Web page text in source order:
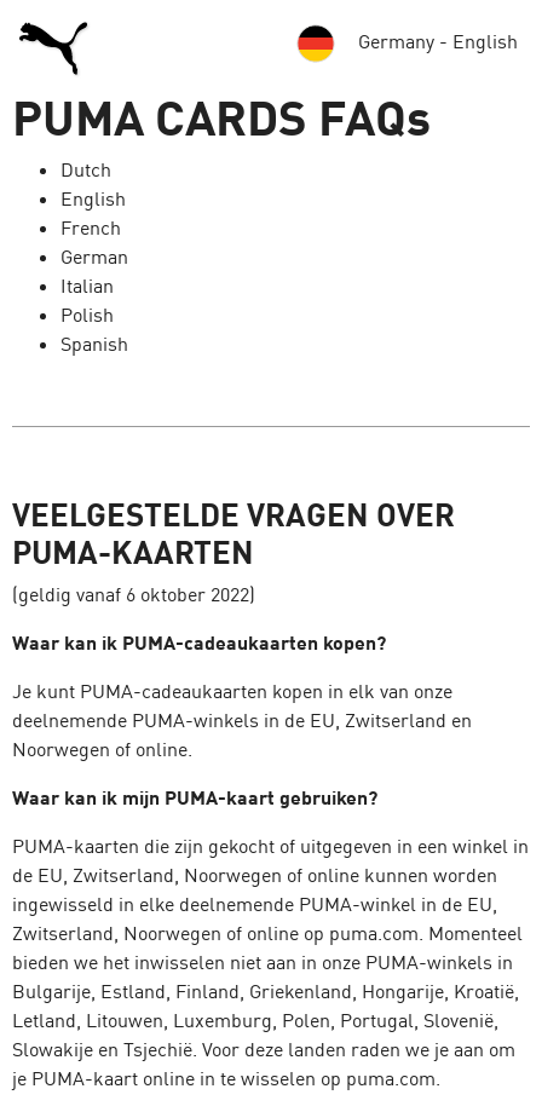
Germany - English
PUMA CARDS FAQs
Dutch
English
French
German
Italian
Polish
Spanish
VEELGESTELDE VRAGEN OVER
PUMA-KAARTEN
(geldig vanaf 6 oktober 2022)
Waar kan ik PUMA-cadeaukaarten kopen?
Je kunt PUMA-cadeaukaarten kopen in elk van onze
deelnemende PUMA-winkels in de EU, Zwitserland en
Noorwegen of online.
Waar kan ik mijn PUMA-kaart gebruiken?
PUMA-kaarten die zijn gekocht of uitgegeven in een winkel in
de EU, Zwitserland, Noorwegen of online kunnen worden
ingewisseld in elke deelnemende PUMA-winkel in de EU,
Zwitserland, Noorwegen of online op puma.com. Momenteel
bieden we het inwisselen niet aan in onze PUMA-winkels in
Bulgarije, Estland, Finland, Griekenland, Hongarije, Kroatië,
Letland, Litouwen, Luxemburg, Polen, Portugal, Slovenië,
Slowakije en Tsjechië. Voor deze landen raden we je aan om
je PUMA-kaart online in te wisselen op puma.com.